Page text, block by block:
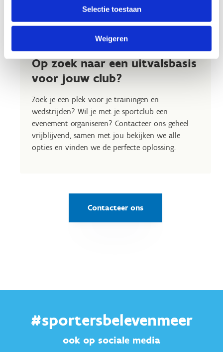
Selectie toestaan
Weigeren
Op zoek naar een uitvalsbasis
voor jouw club?
Zoek je een plek voor je trainingen en
wedstrijden? Wil je met je sportclub een
evenement organiseren? Contacteer ons geheel
vrijblijvend, samen met jou bekijken we alle
opties en vinden we de perfecte oplossing.
Contacteer ons
#sportersbelevenmeer
ook op sociale media